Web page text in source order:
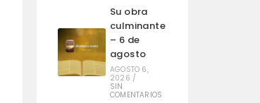
Su obra
culminante
– 6 de
agosto
AGOSTO 6,
2026 /
SIN
COMENTARIOS